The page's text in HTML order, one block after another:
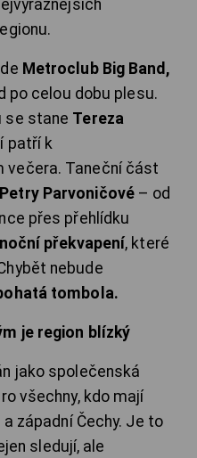
Metroclub Big Band,
po celou dobu plesu.
se stane Tereza
patří k
večera. Taneční část
Parvoničové– od
přes přehlídku
překvapení, které
nebude
tombola.
je region blízký
jako společenská
všechny, kdo mají
západní Čechy. Je to
sledují, ale